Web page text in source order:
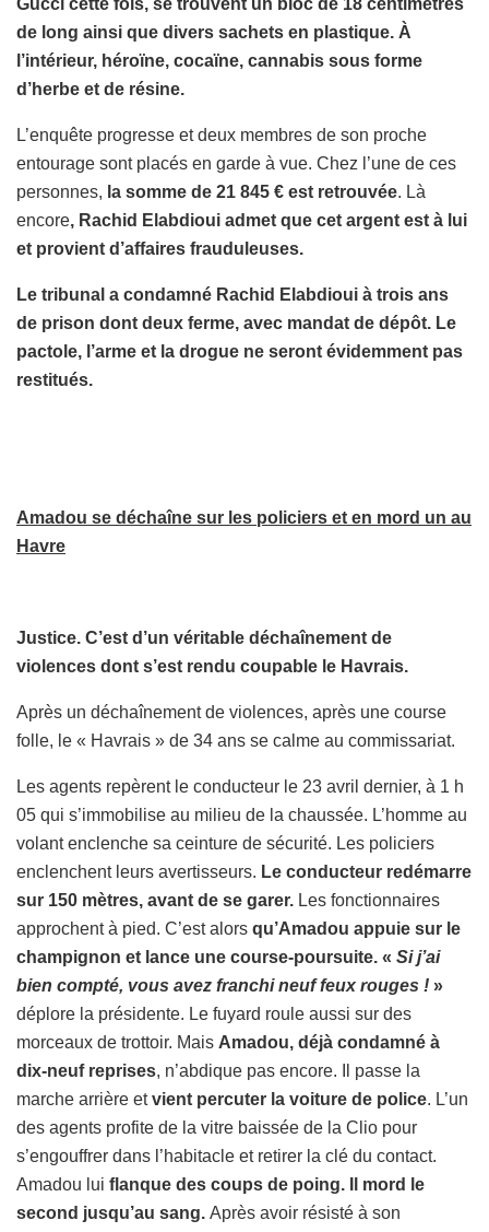
de long ainsi que divers sachets en plastique. À
l’intérieur, héroïne, cocaïne, cannabis sous forme
d’herbe et de résine.
L’enquête progresse et deux membres de son proche
entourage sont placés en garde à vue. Chez l’une de ces
personnes, la somme de 21 845 € est retrouvée. Là
encore, Rachid Elabdioui admet que cet argent est à lui
et provient d’affaires frauduleuses.
Le tribunal a condamné Rachid Elabdioui à trois ans
de prison dont deux ferme, avec mandat de dépôt. Le
pactole, l’arme et la drogue ne seront évidemment pas
restitués.
Amadou se déchaîne sur les policiers et en mord un au
Havre
Justice. C’est d’un véritable déchaînement de
violences dont s’est rendu coupable le Havrais.
Après un déchaînement de violences, après une course
folle, le « Havrais » de 34 ans se calme au commissariat.
Les agents repèrent le conducteur le 23 avril dernier, à 1 h
05 qui s’immobilise au milieu de la chaussée. L’homme au
volant enclenche sa ceinture de sécurité. Les policiers
enclenchent leurs avertisseurs. Le conducteur redémarre
sur 150 mètres, avant de se garer. Les fonctionnaires
approchent à pied. C’est alors qu’Amadou appuie sur le
champignon et lance une course-poursuite. « Si j’ai
bien compté, vous avez franchi neuf feux rouges ! »
déplore la présidente. Le fuyard roule aussi sur des
morceaux de trottoir. Mais Amadou, déjà condamné à
dix-neuf reprises, n’abdique pas encore. Il passe la
marche arrière etvient percuter la voiture de police. L’un
des agents profite de la vitre baissée de la Clio pour
s’engouffrer dans l’habitacle et retirer la clé du contact.
Amadou lui flanque des coups de poing. Il mord le
second jusqu’au sang. Après avoir résisté à son